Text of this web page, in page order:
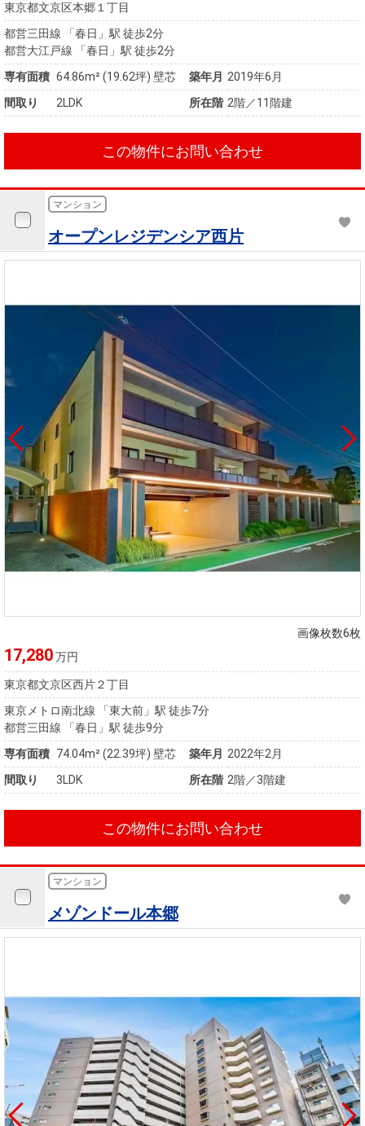
東京都文京区本郷１丁目
都営三田線 「春日」駅 徒歩2分
都営大江戸線 「春日」駅 徒歩2分
専有面積 64.86m²(19.62坪) 壁芯 築年月 2019年6月
間取り
2LDK 所在階 2階／11階建
この物件にお問い合わせ
マンション
オープンレジデンシア西片
画像枚数6枚
17,280万円
東京都文京区西片２丁目
東京メトロ南北線 「東大前」駅 徒歩7分
都営三田線 「春日」駅 徒歩9分
専有面積 74.04m²(22.39坪) 壁芯 築年月 2022年2月
間取り
3LDK 所在階 2階／3階建
この物件にお問い合わせ
マンション
メゾンドール本郷